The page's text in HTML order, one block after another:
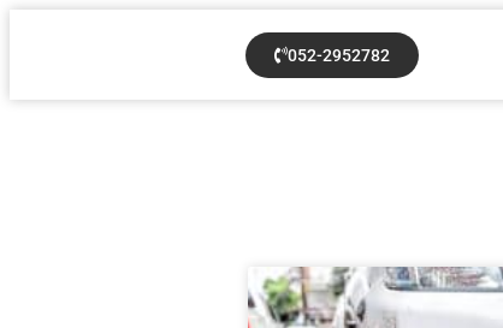
052-2952782